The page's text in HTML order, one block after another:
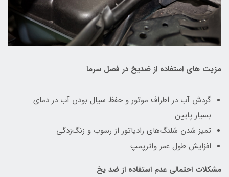
مزیت های استفاده از ضدیخ در فصل سرما
گردش آب در اطراف موتور و حفظ سیال بودن آب در دمای
بسیار پایین
تمیز شدن شلنگ‌های رادیاتور از رسوب و زنگ‌زدگی
افزایش طول عمر واترپمپ
مشکلات احتمالی عدم استفاده از ضد یخ